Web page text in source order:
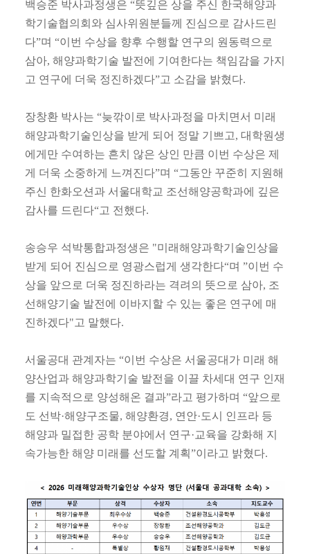
백승준 박사과정생은 “뜻깊은 상을 주신 한국해양과
학기술협의회와 심사위원분들께 진심으로 감사드린
다”며 “이번 수상을 향후 수행할 연구의 원동력으로
삼아, 해양과학기술 발전에 기여한다는 책임감을 가지
고 연구에 더욱 정진하겠다”고 소감을 밝혔다.
장창환 박사는 “늦깎이로 박사과정을 마치면서 미래
해양과학기술인상을 받게 되어 정말 기쁘고, 대학원생
에게만 수여하는 흔치 않은 상인 만큼 이번 수상은 제
게 더욱 소중하게 느껴진다”며 “그동안 꾸준히 지원해
주신 한화오션과 서울대학교 조선해양공학과에 깊은
감사를 드린다“고 전했다.
송승우 석박통합과정생은 "미래해양과학기술인상을
받게 되어 진심으로 영광스럽게 생각한다“며 ”이번 수
상을 앞으로 더욱 정진하라는 격려의 뜻으로 삼아, 조
선해양기술 발전에 이바지할 수 있는 좋은 연구에 매
진하겠다"고 말했다.
서울공대 관계자는 “이번 수상은 서울공대가 미래 해
양산업과 해양과학기술 발전을 이끌 차세대 연구 인재
를 지속적으로 양성해온 결과”라고 평가하며 “앞으로
도 선박·해양구조물, 해양환경, 연안·도시 인프라 등
해양과 밀접한 공학 분야에서 연구·교육을 강화해 지
속가능한 해양 미래를 선도할 계획”이라고 밝혔다.